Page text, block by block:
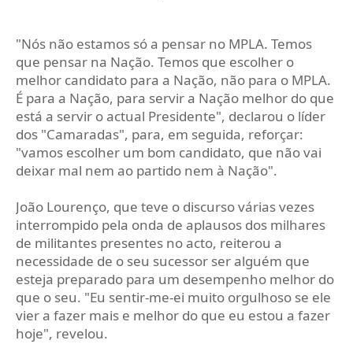
"Nós não estamos só a pensar no MPLA. Temos
que pensar na Nação. Temos que escolher o
melhor candidato para a Nação, não para o MPLA.
É para a Nação, para servir a Nação melhor do que
está a servir o actual Presidente", declarou o líder
dos "Camaradas", para, em seguida, reforçar:
"vamos escolher um bom candidato, que não vai
deixar mal nem ao partido nem à Nação".
João Lourenço, que teve o discurso várias vezes
interrompido pela onda de aplausos dos milhares
de militantes presentes no acto, reiterou a
necessidade de o seu sucessor ser alguém que
esteja preparado para um desempenho melhor do
que o seu. "Eu sentir-me-ei muito orgulhoso se ele
vier a fazer mais e melhor do que eu estou a fazer
hoje", revelou.